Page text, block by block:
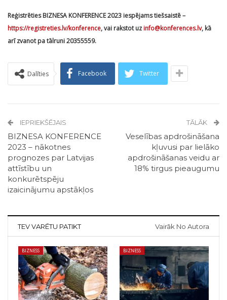
Reģistrēties BIZNESA KONFERENCE 2023 iespējams tiešsaistē –
https://registreties.lv/konference, vai rakstot uz info@konferences.lv, kā
arī zvanot pa tālruni 20355559.
Dalīties Facebook Twitter
IEPRIEKŠĒJAIS
BIZNESA KONFERENCE
2023 – nākotnes
prognozes par Latvijas
attīstību un
konkurētspēju
izaicinājumu apstākļos
TĀLĀK
Veselības apdrošināšana
kļuvusi par lielāko
apdrošināšanas veidu ar
18% tirgus pieaugumu
TEV VARĒTU PATIKT Vairāk No Autora
BIZNESS BIZNESS